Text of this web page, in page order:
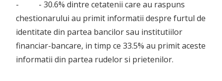
- - 30.6% dintre cetatenii care au raspuns
chestionarului au primit informatii despre furtul de
identitate din partea bancilor sau institutiilor
financiar-bancare, in timp ce 33.5% au primit aceste
informatii din partea rudelor si prietenilor.